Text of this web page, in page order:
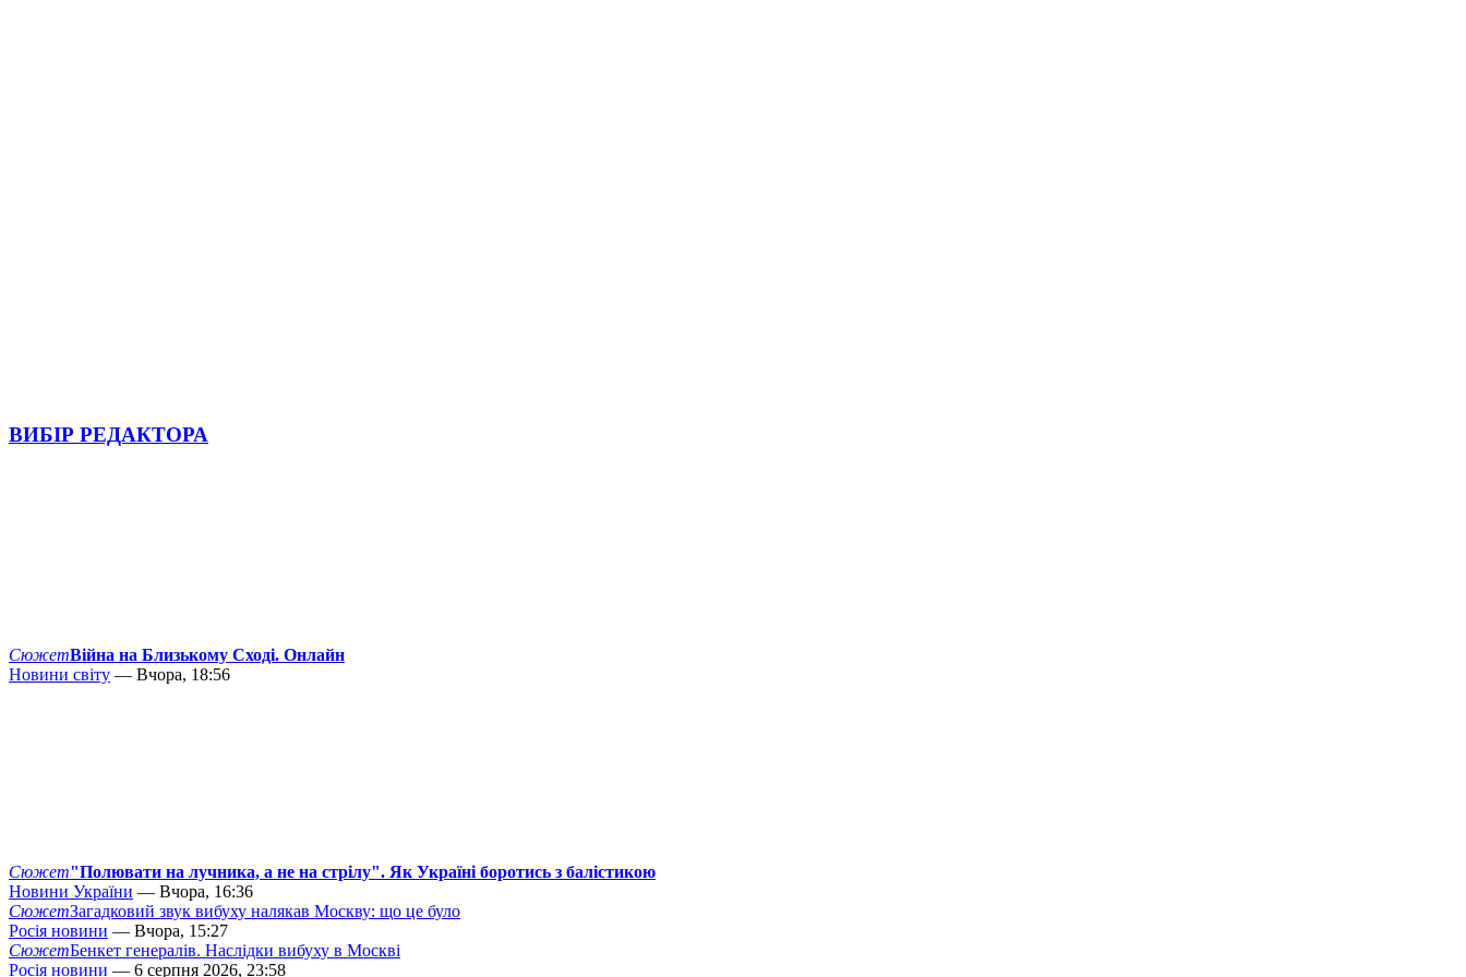
ВИБІР РЕДАКТОРА
СюжетВійна на Близькому Сході. Онлайн
Новини світу — Вчора, 18:56
Сюжет"Полювати на лучника, а не на стрілу". Як Україні боротись з балістикою
Новини України — Вчора, 16:36
СюжетЗагадковий звук вибуху налякав Москву: що це було
Росія новини — Вчора, 15:27
СюжетБенкет генералів. Наслідки вибуху в Москві
Росія новини — 6 серпня 2026, 23:58